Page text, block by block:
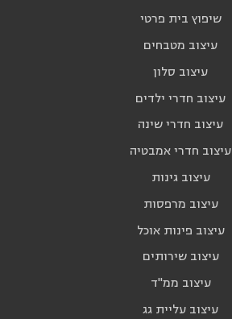
שיפוץ בית פרטי
עיצוב מטבחים
עיצוב סלון
עיצוב חדרי ילדים
עיצוב חדרי שינה
עיצוב חדרי אמבטיה
עיצוב גינות
עיצוב מרפסות
עיצוב פינות אוכל
עיצוב שירותים
עיצוב ממ"ד
עיצוב עליית גג